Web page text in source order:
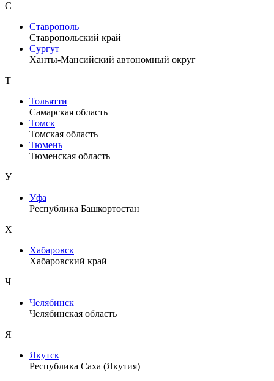
С
Ставрополь
Ставропольский край
Сургут
Ханты-Мансийский автономный округ
Т
Тольятти
Самарская область
Томск
Томская область
Тюмень
Тюменская область
У
Уфа
Республика Башкортостан
Х
Хабаровск
Хабаровский край
Ч
Челябинск
Челябинская область
Я
Якутск
Республика Саха (Якутия)